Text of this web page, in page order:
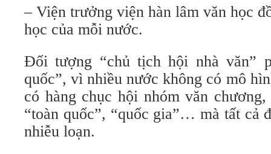
– Viện trưởng viện hàn lâm văn học
học của mỗi nước.
Đối tượng “chủ tịch hội nhà văn”
quốc”, vì nhiều nước không có mô
có hàng chục hội nhóm văn
“toàn quốc”, “quốc gia”… mà tất cả
nhiễu loạn.